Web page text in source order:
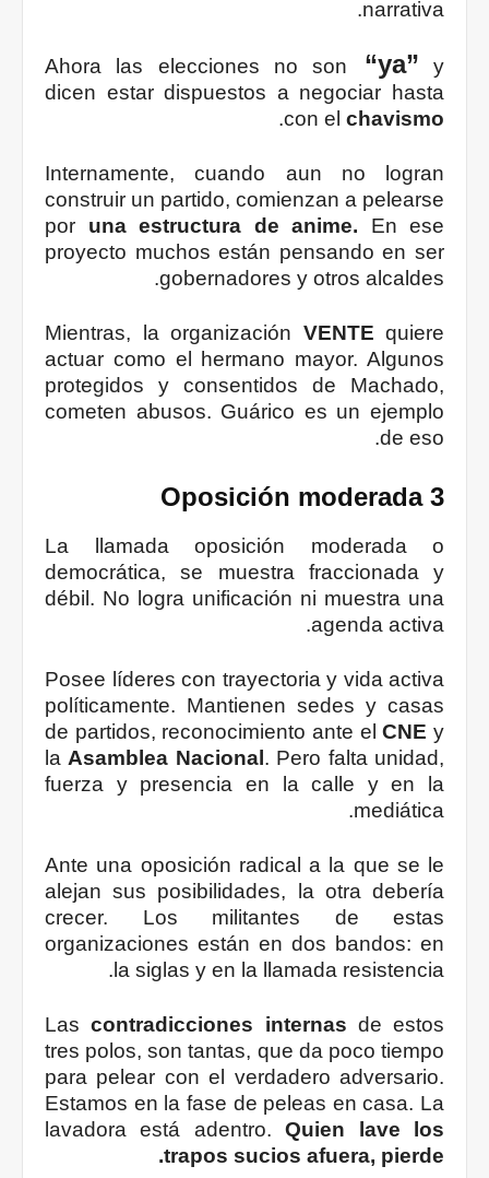
narrativa.
Ahora las elecciones no son “ya” y
dicen estar dispuestos a negociar hasta
con el chavismo
.
Internamente, cuando aun no logran
construir un partido, comienzan a pelearse
por una estructura de anime. En ese
proyecto muchos están pensando en ser
gobernadores y otros alcaldes.
Mientras, la organización VENTE quiere
actuar como el hermano mayor. Algunos
protegidos y consentidos de Machado,
cometen abusos. Guárico es un ejemplo
de eso.
3 Oposición moderada
La llamada oposición moderada o
democrática, se muestra fraccionada y
débil. No logra unificación ni muestra una
agenda activa.
Posee líderes con trayectoria y vida activa
políticamente. Mantienen sedes y casas
de partidos, reconocimiento ante elCNE y
la Asamblea Nacional . Pero falta unidad,
fuerza y presencia en la calle y en la
mediática.
Ante una oposición radical a la que se le
alejan sus posibilidades, la otra debería
crecer. Los militantes de estas
organizaciones están en dos bandos: en
la siglas y en la llamada resistencia.
Lascontradicciones internas de estos
tres polos, son tantas, que da poco tiempo
para pelear con el verdadero adversario.
Estamos en la fase de peleas en casa. La
lavadora está adentro.Quien lave los
trapos sucios afuera, pierde.